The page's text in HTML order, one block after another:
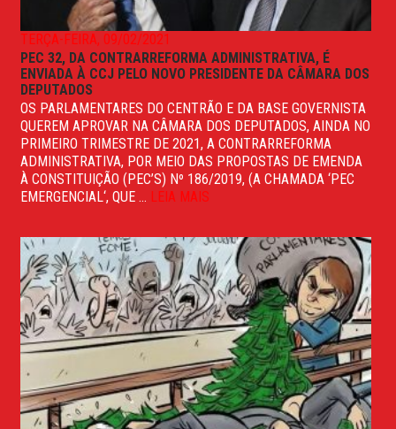
TERÇA-FEIRA, 09/02/2021
PEC 32, DA CONTRARREFORMA ADMINISTRATIVA, É
ENVIADA À CCJ PELO NOVO PRESIDENTE DA CÂMARA DOS
DEPUTADOS
OS PARLAMENTARES DO CENTRÃO E DA BASE GOVERNISTA
QUEREM APROVAR NA CÂMARA DOS DEPUTADOS, AINDA NO
PRIMEIRO TRIMESTRE DE 2021, A CONTRARREFORMA
ADMINISTRATIVA, POR MEIO DAS PROPOSTAS DE EMENDA
À CONSTITUIÇÃO (PEC’S) Nº 186/2019, (A CHAMADA ‘PEC
EMERGENCIAL‘, QUE ... LEIA MAIS